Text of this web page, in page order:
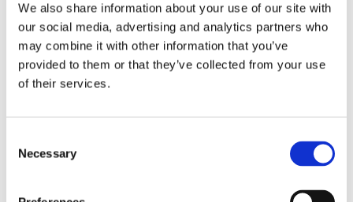
We also share information about your use of our site with
our social media, advertising and analytics partners who
may combine it with other information that you’ve
provided to them or that they’ve collected from your use
of their services.
Selection
Necessary
att vara största kryssningsfartyget i
världen menar rederiet att fartyget
dessutom har det största vattenfallet på
ett fartyg, den längsta